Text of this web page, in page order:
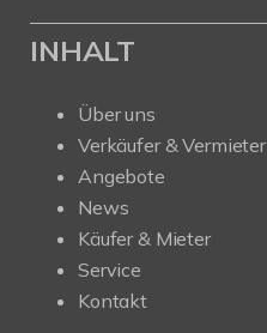
INHALT
Über uns
Verkäufer & Vermieter
Angebote
News
Käufer & Mieter
Service
Kontakt